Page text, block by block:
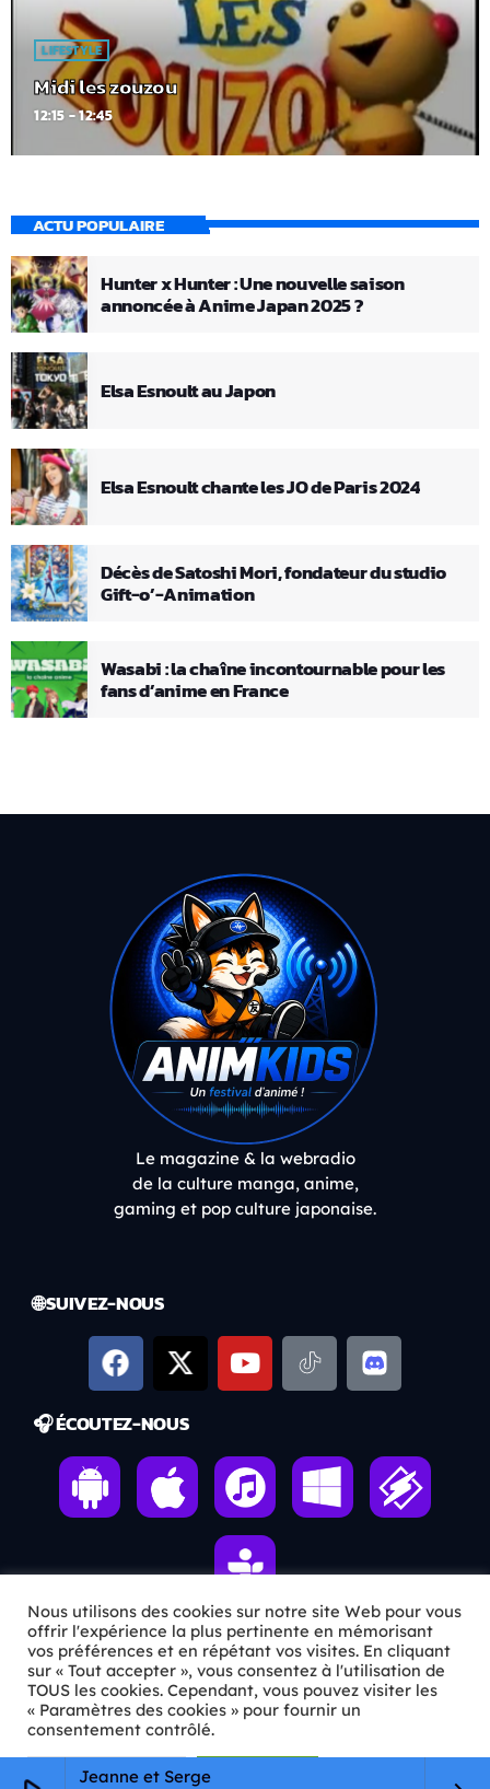
Jeanne et Serge
LIFESTYLE
Midi les zouzou
12:15 - 12:45
ACTU POPULAIRE
Hunter x Hunter : Une nouvelle saison
annoncée à Anime Japan 2025 ?
Elsa Esnoult au Japon
Elsa Esnoult chante les JO de Paris 2024
Décès de Satoshi Mori, fondateur du studio
Gift-o’-Animation
Wasabi : la chaîne incontournable pour les
fans d’anime en France
Le magazine & la webradio
de la culture manga, anime,
gaming et pop culture japonaise.
🌐 SUIVEZ-NOUS
🎧 ÉCOUTEZ-NOUS
ℹ️ INFOS PRATIQUES
✉️Contact
🦊Qui sommes-nous ?
Nous utilisons des cookies sur notre site Web pour vous
offrir l'expérience la plus pertinente en mémorisant
vos préférences et en répétant vos visites. En cliquant
sur « Tout accepter », vous consentez à l'utilisation de
TOUS les cookies. Cependant, vous pouvez visiter les
« Paramètres des cookies » pour fournir un
consentement contrôlé.
Paramètres Cookie